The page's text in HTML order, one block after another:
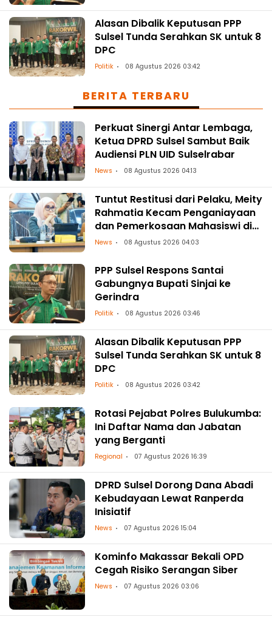
Alasan Dibalik Keputusan PPP
Sulsel Tunda Serahkan SK untuk 8
DPC
Politik 08 Agustus 2026 03:42
BERITA TERBARU
Perkuat Sinergi Antar Lembaga,
Ketua DPRD Sulsel Sambut Baik
Audiensi PLN UID Sulselrabar
News 08 Agustus 2026 04:13
Tuntut Restitusi dari Pelaku, Meity
Rahmatia Kecam Penganiayaan
dan Pemerkosaan Mahasiswi di
Makassar
News 08 Agustus 2026 04:03
PPP Sulsel Respons Santai
Gabungnya Bupati Sinjai ke
Gerindra
Politik 08 Agustus 2026 03:46
Alasan Dibalik Keputusan PPP
Sulsel Tunda Serahkan SK untuk 8
DPC
Politik 08 Agustus 2026 03:42
Rotasi Pejabat Polres Bulukumba:
Ini Daftar Nama dan Jabatan
yang Berganti
Regional 07 Agustus 2026 16:39
DPRD Sulsel Dorong Dana Abadi
Kebudayaan Lewat Ranperda
Inisiatif
News 07 Agustus 2026 15:04
Kominfo Makassar Bekali OPD
Cegah Risiko Serangan Siber
News 07 Agustus 2026 03:06